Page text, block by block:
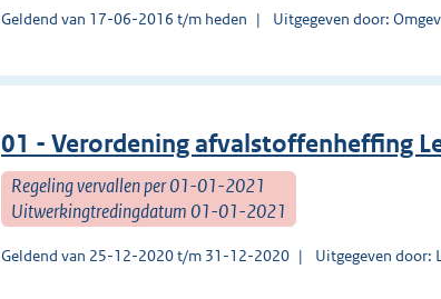
Geldend van 17-06-2016 t/m heden Uitgegeven door:
01 - Verordening afvalstoffenheffing
Regeling vervallen per 01-01-2021
Uitwerkingtredingdatum 01-01-2021
Geldend van 25-12-2020 t/m 31-12-2020 Uitgegeven door: